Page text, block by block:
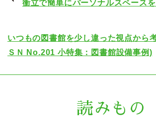
衝立で簡単にパーソナルスペースを
いつもの図書館を少し違った視点から
ＳＮ No.201 小特集：図書館設備事例)
読みもの